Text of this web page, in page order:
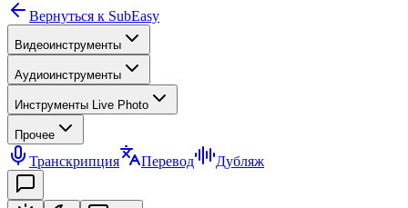
Вернуться к SubEasy
Видеоинструменты
Аудиоинструменты
Инструменты Live Photo
Прочее
Транскрипция Перевод Дубляж